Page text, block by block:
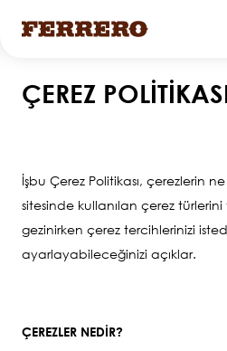
içeriğeÇEREZ
İşbu Çerez Politikası, çerezlerin
sitesinde kullanılan çerez
gezinirken çerez tercihlerinizi
ayarlayabileceğinizi açıklar.
ÇEREZLER NEDİR?